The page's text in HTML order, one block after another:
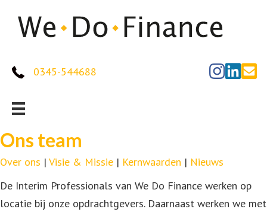
0345-544688
Ons team
Over ons | Visie & Missie | Kernwaarden | Nieuws
De Interim Professionals van We Do Finance werken op
locatie bij onze opdrachtgevers. Daarnaast werken we met